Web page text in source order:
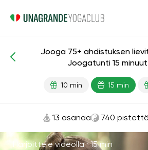
Valmiit oppitunnit Ikä
Jooga 75+ ahdistuksen
Joogatunti 15
10 min 15 min
13 asanaa 740 pistettä
Harjoittele videolla ·15 min